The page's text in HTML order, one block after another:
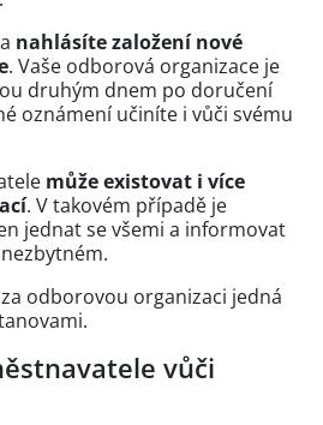
nahlásíte založení nové
. Vaše odborová organizace je
druhým dnem po doručení
oznámení učiníte i vůči svému
může existovat i více
. V takovém případě je
jednat se všemi a informovat
odborovou organizaci jedná
vůči